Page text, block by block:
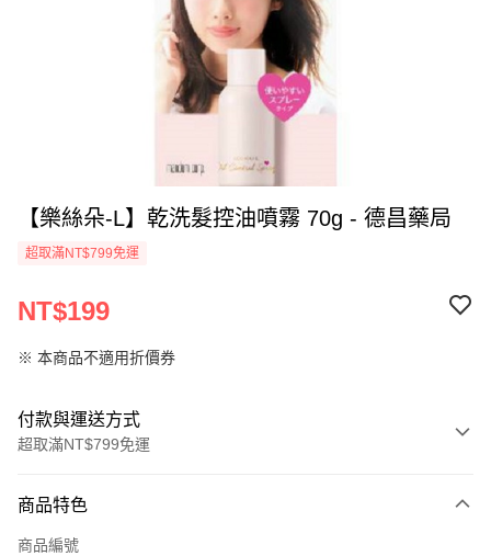
【樂絲朵-L】乾洗髮控油噴霧 70g - 德昌藥局
超取滿NT$799免運
NT$199
※ 本商品不適用折價券
付款與運送方式
超取滿NT$799免運
信用卡一次付款
商品特色
商品編號